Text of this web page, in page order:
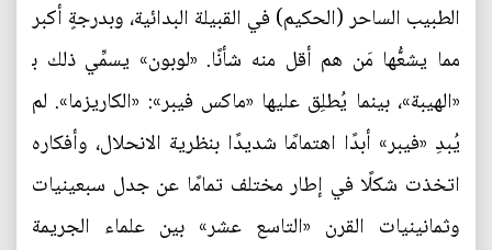
الطبيب الساحر (الحكيم) في القبيلة البدائية، وبدرجةٍ أكبر
مما يشعُّها مَن هم أقل منه شأنًا. «لوبون» يسمِّي ذلك ﺑ
«الهيبة»، بينما يُطلِق عليها «ماكس فيبر»: «الكاريزما». لم
يُبدِ «فيبر» أبدًا اهتمامًا شديدًا بنظرية الانحلال، وأفكاره
اتخذت شكلًا في إطار مختلف تمامًا عن جدل سبعينيات
وثمانينيات القرن «التاسع عشر» بين علماء الجريمة